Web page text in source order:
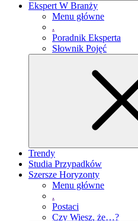
Ekspert W Branży
Menu główne
.
Poradnik Eksperta
Słownik Pojęć
Trendy
Studia Przypadków
Szersze Horyzonty
Menu główne
.
Postaci
Czy Wiesz, że…?